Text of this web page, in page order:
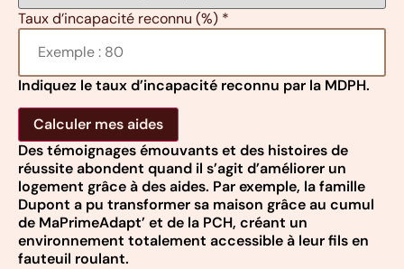
Taux d’incapacité reconnu (%) *
Indiquez le taux d’incapacité reconnu par la MDPH.
Calculer mes aides
Des témoignages émouvants et des histoires de
réussite abondent quand il s’agit d’améliorer un
logement grâce à des aides. Par exemple, la famille
Dupont a pu transformer sa maison grâce au cumul
de MaPrimeAdapt’ et de la PCH, créant un
environnement totalement accessible à leur fils en
fauteuil roulant.